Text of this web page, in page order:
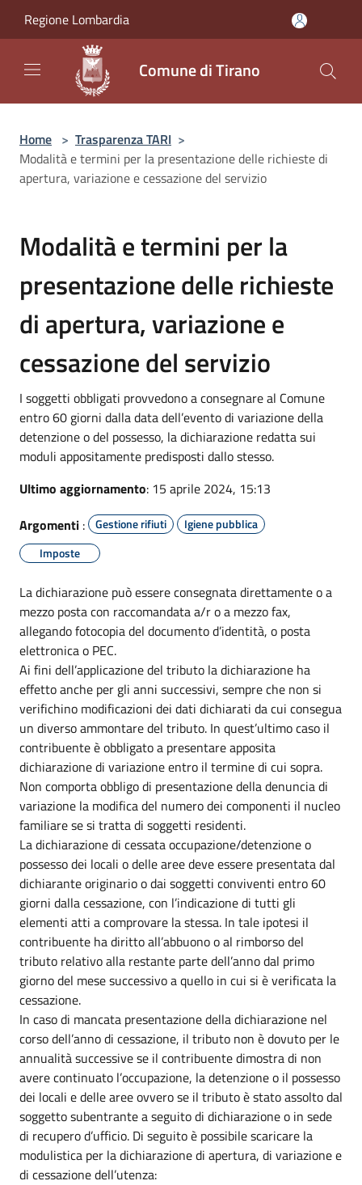
Regione Lombardia
Comune di Tirano
Home > Trasparenza TARI >
Modalità e termini per la presentazione delle richieste di
apertura, variazione e cessazione del servizio
Modalità e termini per la
presentazione delle richieste
di apertura, variazione e
cessazione del servizio
I soggetti obbligati provvedono a consegnare al Comune
entro 60 giorni dalla data dell’evento di variazione della
detenzione o del possesso, la dichiarazione redatta sui
moduli appositamente predisposti dallo stesso.
Ultimo aggiornamento: 15 aprile 2024, 15:13
Argomenti : Gestione rifiuti
Igiene pubblica
Imposte
La dichiarazione può essere consegnata direttamente o a
mezzo posta con raccomandata a/r o a mezzo fax,
allegando fotocopia del documento d’identità, o posta
elettronica o PEC.
Ai fini dell’applicazione del tributo la dichiarazione ha
effetto anche per gli anni successivi, sempre che non si
verifichino modificazioni dei dati dichiarati da cui consegua
un diverso ammontare del tributo. In quest’ultimo caso il
contribuente è obbligato a presentare apposita
dichiarazione di variazione entro il termine di cui sopra.
Non comporta obbligo di presentazione della denuncia di
variazione la modifica del numero dei componenti il nucleo
familiare se si tratta di soggetti residenti.
La dichiarazione di cessata occupazione/detenzione o
possesso dei locali o delle aree deve essere presentata dal
dichiarante originario o dai soggetti conviventi entro 60
giorni dalla cessazione, con l’indicazione di tutti gli
elementi atti a comprovare la stessa. In tale ipotesi il
contribuente ha diritto all’abbuono o al rimborso del
tributo relativo alla restante parte dell’anno dal primo
giorno del mese successivo a quello in cui si è verificata la
cessazione.
In caso di mancata presentazione della dichiarazione nel
corso dell’anno di cessazione, il tributo non è dovuto per le
annualità successive se il contribuente dimostra di non
avere continuato l’occupazione, la detenzione o il possesso
dei locali e delle aree ovvero se il tributo è stato assolto dal
soggetto subentrante a seguito di dichiarazione o in sede
di recupero d’ufficio. Di seguito è possibile scaricare la
modulistica per la dichiarazione di apertura, di variazione e
di cessazione dell’utenza: